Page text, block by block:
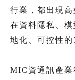
行業，都出現
在資料隱私、
地化、可控性的
MIC資通訊產業